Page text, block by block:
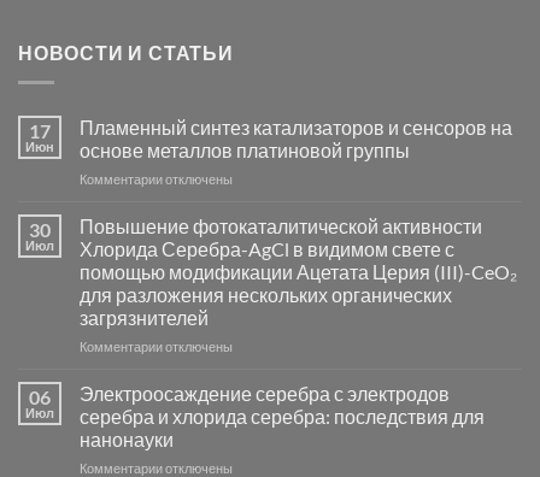
НОВОСТИ И СТАТЬИ
17
Июн
Пламенный синтез катализаторов и сенсоров на
основе металлов платиновой группы
Комментариик
Пламенный
синтез
катализаторов
и
сенсоров
на
основе
группы
отключены
30
Июл
Повышение фотокаталитической активности
Хлорида Серебра-AgCl в видимом свете с
помощью модификации Ацетата Церия (III)-CeO₂
для разложения нескольких органических
загрязнителей
Комментариик
фотокаталитической
активности
Хлорида
Серебра-
отключены
06
Июл
Электроосаждение серебра с электродов
серебра и хлорида серебра: последствия для
нанонауки
Комментариикотключены